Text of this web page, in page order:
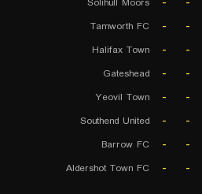
-
-
Tamworth FC
-
-
Halifax Town
-
-
Gateshead
-
-
Yeovil Town
-
-
Southend United
-
-
Barrow FC
-
-
Aldershot Town FC